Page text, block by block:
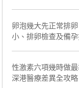
卵泡幾大先正常排
小、排卵檢查及備
性激素六項幾時做
深港醫療差異全攻略